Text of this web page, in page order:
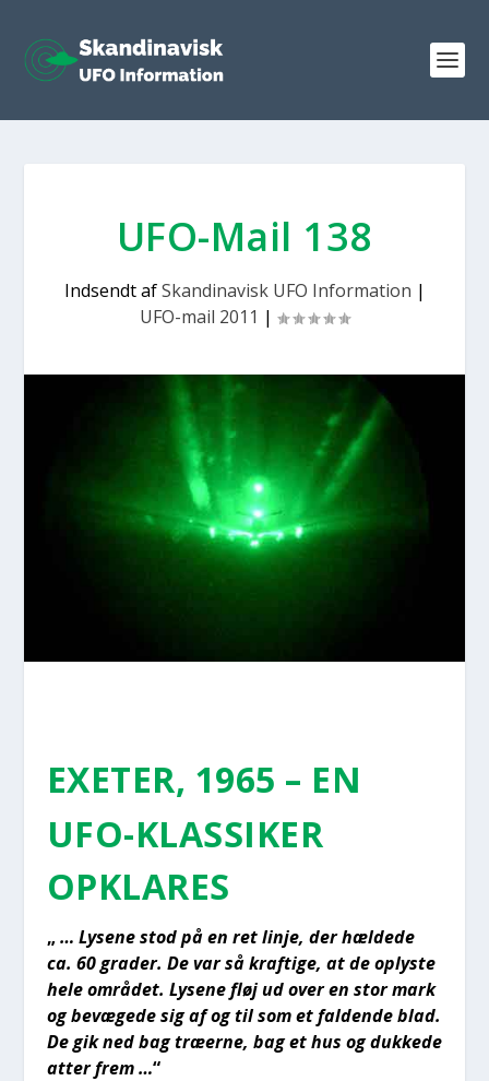
UFO-Mail 138
Indsendt afSkandinavisk UFO Information |
UFO-mail 2011 |
EXE­TER, 1965 – EN
UFO-KLAS­SI­KER
OPKLA­RES
„… Lyse­ne stod på en ret linje, der hæl­de­de
ca. 60 gra­der. De var så kraf­ti­ge, at de oply­ste
hele områ­det. Lyse­ne fløj ud over en stor mark
og bevæ­ge­de sig af og til som et fal­den­de blad.
De gik ned bag træ­er­ne, bag et hus og duk­ke­de
atter frem …“